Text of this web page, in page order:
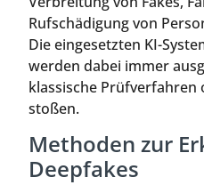
Rufschädigung von
Die eingesetzten KI-
werden dabei immer
klassische Prüfverfahren
stoßen.
Methoden zur
Deepfakes